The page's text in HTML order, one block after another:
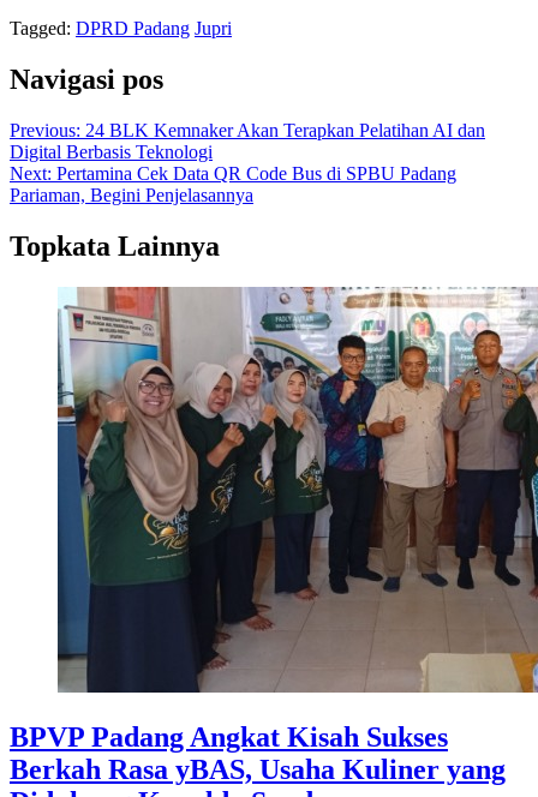
Tagged: DPRD Padang Jupri
Navigasi pos
Previous: 24 BLK Kemnaker Akan Terapkan Pelatihan AI dan
Digital Berbasis Teknologi
Next: Pertamina Cek Data QR Code Bus di SPBU Padang
Pariaman, Begini Penjelasannya
Topkata Lainnya
BPVP Padang Angkat Kisah Sukses
Berkah Rasa yBAS, Usaha Kuliner yang